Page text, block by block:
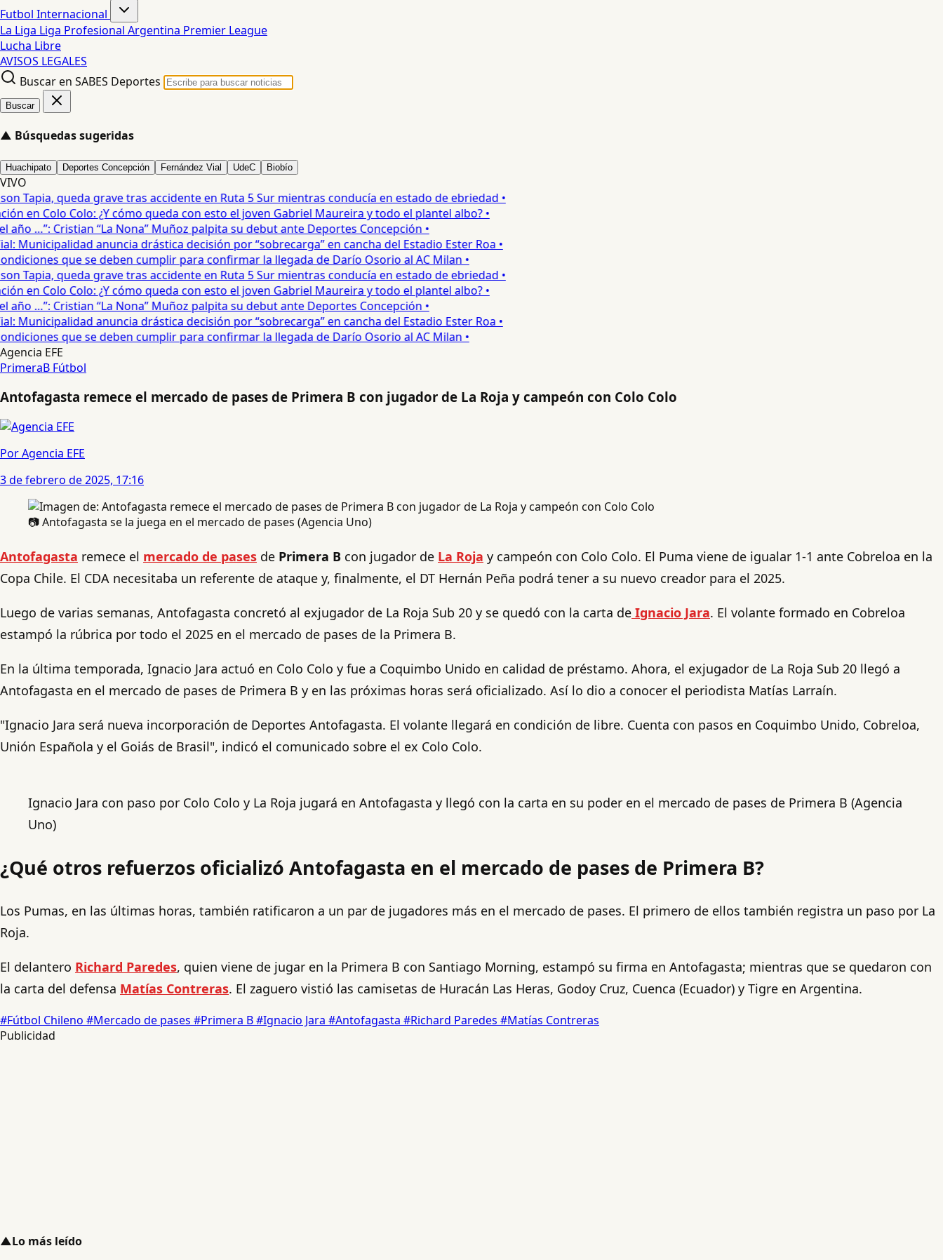
Futbol Internacional
La Liga Liga Profesional Argentina Premier League
Lucha Libre
AVISOS LEGALES
Buscar en SABES Deportes
Buscar
▲ Búsquedas sugeridas
Huachipato Deportes Concepción Fernández Vial UdeC Biobío
VIVO
Tapia, queda grave tras accidente en Ruta 5 Sur mientras conducía en estado de ebriedad •
en Colo Colo: ¿Y cómo queda con esto el joven Gabriel Maureira y todo el plantel albo? •
…”: Cristian “La Nona” Muñoz palpita su debut ante Deportes Concepción •
Municipalidad anuncia drástica decisión por “sobrecarga” en cancha del Estadio Ester Roa •
que se deben cumplir para confirmar la llegada de Darío Osorio al AC Milan •
Tapia, queda grave tras accidente en Ruta 5 Sur mientras conducía en estado de ebriedad •
en Colo Colo: ¿Y cómo queda con esto el joven Gabriel Maureira y todo el plantel albo? •
…”: Cristian “La Nona” Muñoz palpita su debut ante Deportes Concepción •
Municipalidad anuncia drástica decisión por “sobrecarga” en cancha del Estadio Ester Roa •
que se deben cumplir para confirmar la llegada de Darío Osorio al AC Milan •
Agencia EFE
PrimeraB Fútbol
Antofagasta remece el mercado de pases de Primera B con jugador de La Roja y campeón con Colo Colo
Por Agencia EFE
3 de febrero de 2025, 17:16
📷 Antofagasta se la juega en el mercado de pases (Agencia Uno)
Antofagasta remece el mercado de pases de Primera B con jugador de La Roja y campeón con Colo Colo. El Puma viene de igualar 1-1 ante Cobreloa en la
Copa Chile. El CDA necesitaba un referente de ataque y, finalmente, el DT Hernán Peña podrá tener a su nuevo creador para el 2025.
Luego de varias semanas, Antofagasta concretó al exjugador de La Roja Sub 20 y se quedó con la carta de Ignacio Jara. El volante formado en Cobreloa
estampó la rúbrica por todo el 2025 en el mercado de pases de la Primera B.
En la última temporada, Ignacio Jara actuó en Colo Colo y fue a Coquimbo Unido en calidad de préstamo. Ahora, el exjugador de La Roja Sub 20 llegó a
Antofagasta en el mercado de pases de Primera B y en las próximas horas será oficializado. Así lo dio a conocer el periodista Matías Larraín.
"Ignacio Jara será nueva incorporación de Deportes Antofagasta. El volante llegará en condición de libre. Cuenta con pasos en Coquimbo Unido, Cobreloa,
Unión Española y el Goiás de Brasil", indicó el comunicado sobre el ex Colo Colo.
Ignacio Jara con paso por Colo Colo y La Roja jugará en Antofagasta y llegó con la carta en su poder en el mercado de pases de Primera B (Agencia
Uno)
¿Qué otros refuerzos oficializó Antofagasta en el mercado de pases de Primera B?
Los Pumas, en las últimas horas, también ratificaron a un par de jugadores más en el mercado de pases. El primero de ellos también registra un paso por La
Roja.
El delantero Richard Paredes, quien viene de jugar en la Primera B con Santiago Morning, estampó su firma en Antofagasta; mientras que se quedaron con
la carta del defensa Matías Contreras. El zaguero vistió las camisetas de Huracán Las Heras, Godoy Cruz, Cuenca (Ecuador) y Tigre en Argentina.
#Fútbol Chileno #Mercado de pases #Primera B#Ignacio Jara #Antofagasta #Richard Paredes #Matías Contreras
Publicidad
▲Lo más leído